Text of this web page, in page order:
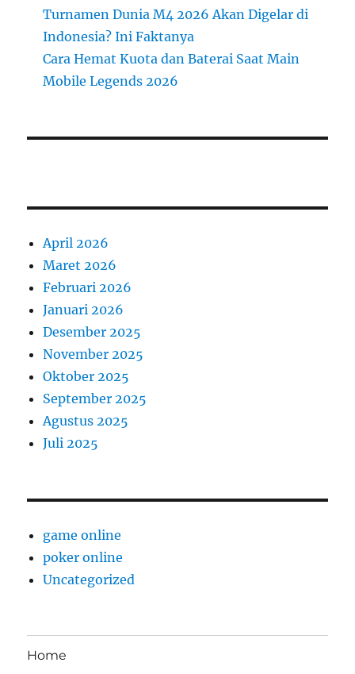
Turnamen Dunia M4 2026 Akan Digelar di
Indonesia? Ini Faktanya
Cara Hemat Kuota dan Baterai Saat Main
Mobile Legends 2026
April 2026
Maret 2026
Februari 2026
Januari 2026
Desember 2025
November 2025
Oktober 2025
September 2025
Agustus 2025
Juli 2025
game online
poker online
Uncategorized
Home